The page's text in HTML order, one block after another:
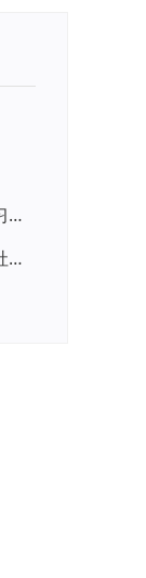
“预防校园欺凌 共筑安全防线”学习专题
学习贯彻习近平新时代中国特色社会主义思想主题教育